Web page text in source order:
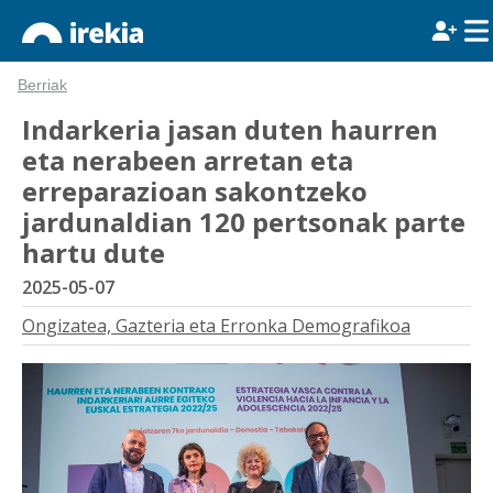
Berriak
Indarkeria jasan duten haurren
eta nerabeen arretan eta
erreparazioan sakontzeko
jardunaldian 120 pertsonak parte
hartu dute
2025-05-07
Ongizatea, Gazteria eta Erronka Demografikoa